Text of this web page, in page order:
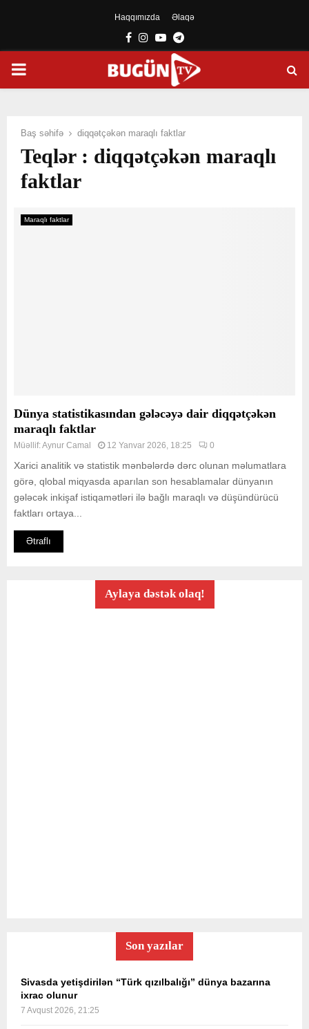
Haqqımızda Əlaqə
Facebook
Instagram
YoutubeTelegram
PRIMARY
Baş səhifə diqqətçəkən maraqlı faktlar
Teqlər : diqqətçəkən maraqlı
faktlar
Maraqlı faktlar
Dünya statistikasından gələcəyə dair diqqətçəkən
maraqlı faktlar
Müəllif:Aynur Camal 12 Yanvar 2026, 18:25 0
Xarici analitik və statistik mənbələrdə dərc olunan məlumatlara
görə, qlobal miqyasda aparılan son hesablamalar dünyanın
gələcək inkişaf istiqamətləri ilə bağlı maraqlı və düşündürücü
faktları ortaya...
Ətraflı
Aylaya dəstək olaq!
Son yazılar
Sivasda yetişdirilən “Türk qızılbalığı” dünya bazarına
ixrac olunur
7 Avqust 2026, 21:25